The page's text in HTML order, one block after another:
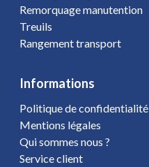
Remorquage manutention
Treuils
Rangement transport
Informations
Politique de confidentialité
Mentions légales
Qui sommes nous ?
Service client